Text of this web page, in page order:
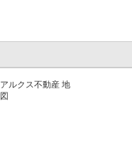
アルクス不動産 地
図